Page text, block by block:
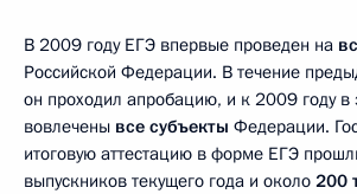
В 2009 году ЕГЭ впервые проведен на
Российской Федерации. В течение
он проходил апробацию, и к 2009 году в
вовлечены все субъекты Федерации.
итоговую аттестацию в форме ЕГЭ
выпускников текущего года и около 200